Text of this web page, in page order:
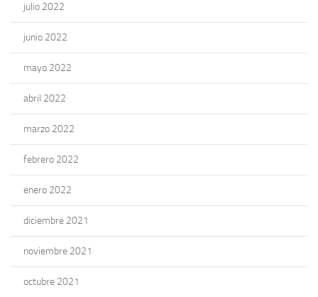
julio 2022
junio 2022
mayo 2022
abril 2022
marzo 2022
febrero 2022
enero 2022
diciembre 2021
noviembre 2021
octubre 2021